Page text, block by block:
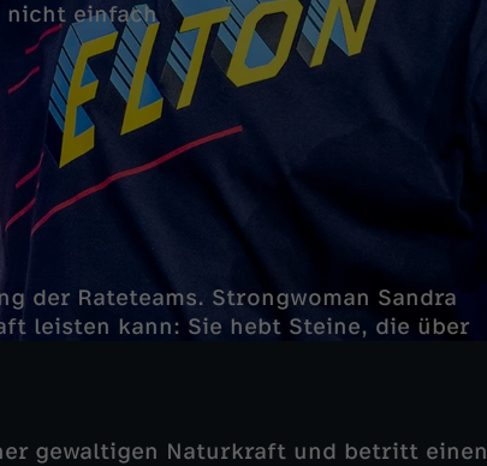
nicht einfach
der Rateteams. Strongwoman Sandra
leisten kann: Sie hebt Steine, die über
gewaltigen Naturkraft und betritt einen